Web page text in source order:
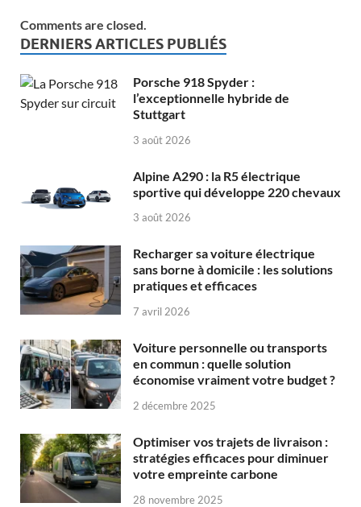
Comments are closed.
DERNIERS ARTICLES PUBLIÉS
Porsche 918 Spyder :
l’exceptionnelle hybride de
Stuttgart
3 août 2026
Alpine A290 : la R5 électrique
sportive qui développe 220 chevaux
3 août 2026
Recharger sa voiture électrique
sans borne à domicile : les solutions
pratiques et efficaces
7 avril 2026
Voiture personnelle ou transports
en commun : quelle solution
économise vraiment votre budget ?
2 décembre 2025
Optimiser vos trajets de livraison :
stratégies efficaces pour diminuer
votre empreinte carbone
28 novembre 2025